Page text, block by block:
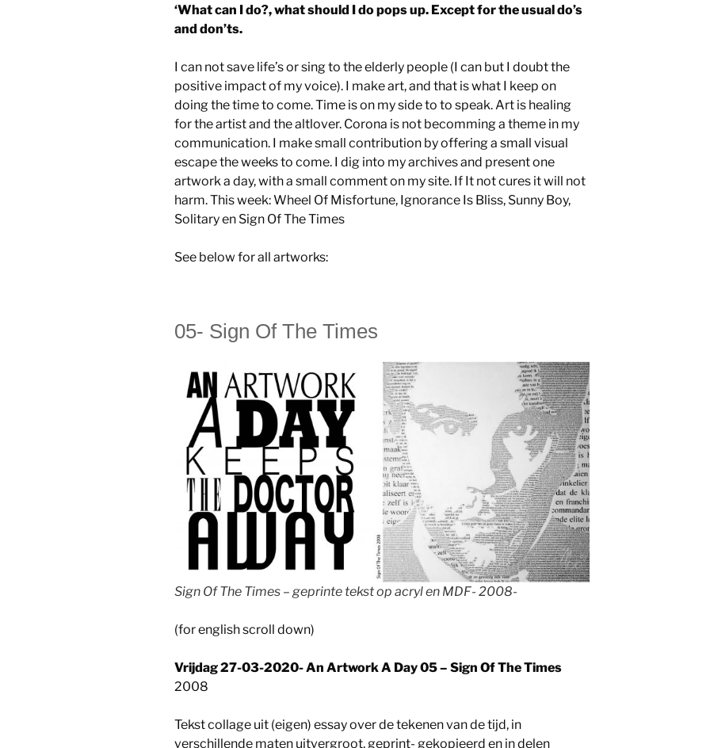
‘What can I do?, what should I do pops up. Except for the usual do’s
and don’ts.
I can not save life’s or sing to the elderly people (I can but I doubt the
positive impact of my voice). I make art, and that is what I keep on
doing the time to come. Time is on my side to to speak. Art is healing
for the artist and the altlover. Corona is not becomming a theme in my
communication. I make small contribution by offering a small visual
escape the weeks to come. I dig into my archives and present one
artwork a day, with a small comment on my site. If It not cures it will not
harm. This week: Wheel Of Misfortune, Ignorance Is Bliss, Sunny Boy,
Solitary en Sign Of The Times
See below for all artworks:
05- Sign Of The Times
Sign Of The Times – geprinte tekst op acryl en MDF- 2008-
(for english scroll down)
Vrijdag 27-03-2020- An Artwork A Day 05 – Sign Of The Times
2008
Tekst collage uit (eigen) essay over de tekenen van de tijd, in
verschillende maten uitvergroot, geprint- gekopieerd en in delen